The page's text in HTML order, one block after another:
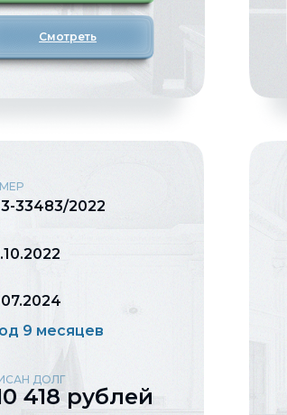
33483/2022
9 месяцев
418 рублей
ДОЛГ
Смотреть